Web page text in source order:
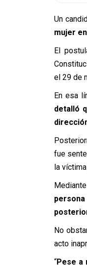
Un
mujer
El
el 29 de
En esa
detalló
fue
la
No
acto
“Pese a